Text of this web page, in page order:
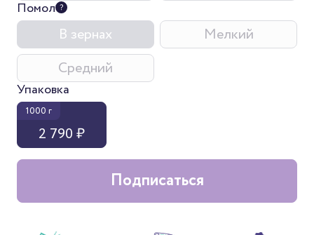
Помол
В зернах
Мелкий
Средний
Упаковка
1000 г
2 790 ₽
Подписаться